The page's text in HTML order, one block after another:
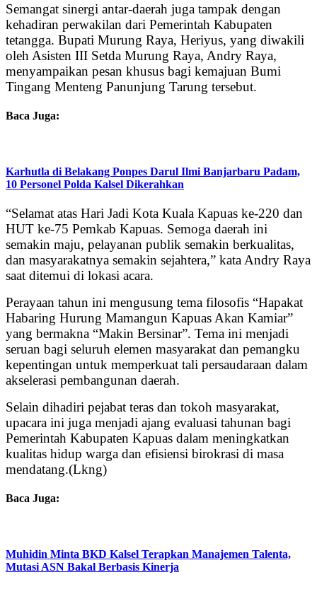
Semangat sinergi antar-daerah juga tampak dengan
kehadiran perwakilan dari Pemerintah Kabupaten
tetangga. Bupati Murung Raya, Heriyus, yang diwakili
oleh Asisten III Setda Murung Raya, Andry Raya,
menyampaikan pesan khusus bagi kemajuan Bumi
Tingang Menteng Panunjung Tarung tersebut.
Baca Juga:
Karhutla di Belakang Ponpes Darul Ilmi Banjarbaru Padam,
10 Personel Polda Kalsel Dikerahkan
“Selamat atas Hari Jadi Kota Kuala Kapuas ke-220 dan
HUT ke-75 Pemkab Kapuas. Semoga daerah ini
semakin maju, pelayanan publik semakin berkualitas,
dan masyarakatnya semakin sejahtera,” kata Andry Raya
saat ditemui di lokasi acara.
Perayaan tahun ini mengusung tema filosofis “Hapakat
Habaring Hurung Mamangun Kapuas Akan Kamiar”
yang bermakna “Makin Bersinar”. Tema ini menjadi
seruan bagi seluruh elemen masyarakat dan pemangku
kepentingan untuk memperkuat tali persaudaraan dalam
akselerasi pembangunan daerah.
Selain dihadiri pejabat teras dan tokoh masyarakat,
upacara ini juga menjadi ajang evaluasi tahunan bagi
Pemerintah Kabupaten Kapuas dalam meningkatkan
kualitas hidup warga dan efisiensi birokrasi di masa
mendatang.(Lkng)
Baca Juga:
Muhidin Minta BKD Kalsel Terapkan Manajemen Talenta,
Mutasi ASN Bakal Berbasis Kinerja